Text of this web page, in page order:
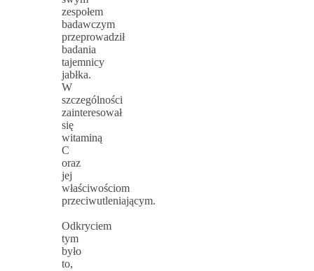
zespołem
badawczym
przeprowadził
badania
tajemnicy
jabłka.
W
szczególności
zainteresował
się
witaminą
C
oraz
jej
właściwościom
przeciwutleniającym.
Odkryciem
tym
było
to,